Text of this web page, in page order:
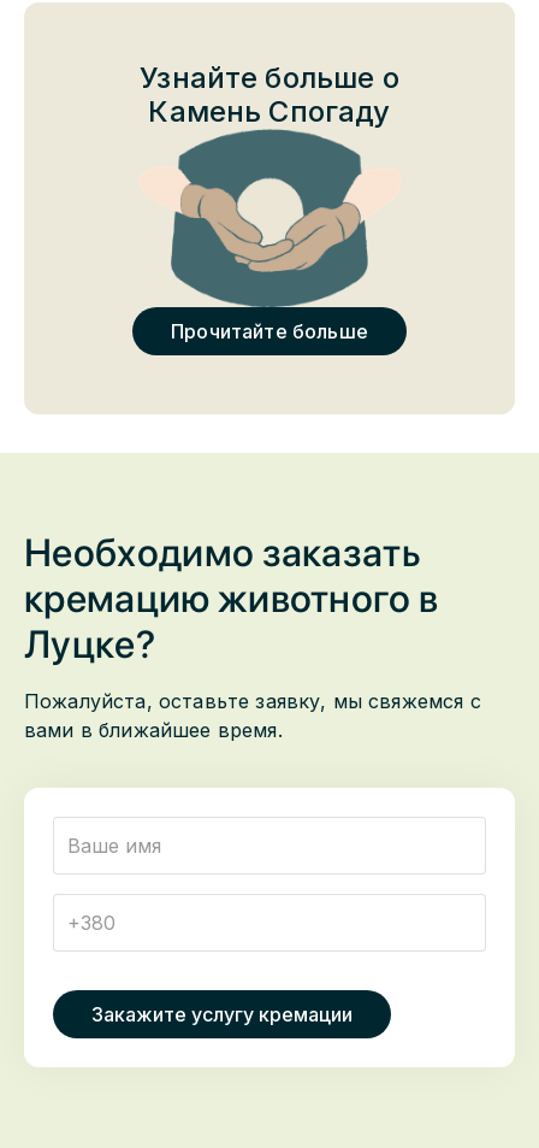
Прочный Камень Спогаду имеет удобную форму,
уникальный цвет и уникальную структуру.
Узнайте больше о
Камень Спогаду
Прочитайте больше
Необходимо заказать
кремацию животного в
Луцке?
Пожалуйста, оставьте заявку, мы свяжемся с
вами в ближайшее время.